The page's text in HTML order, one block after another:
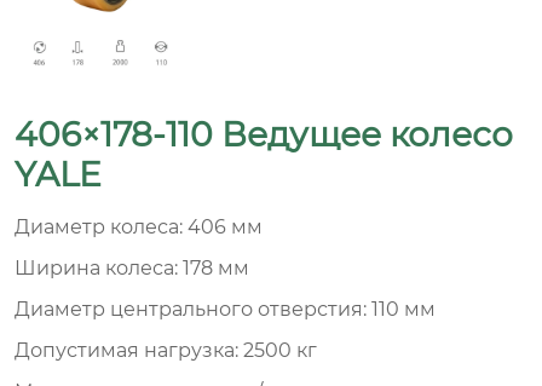
406×178-110 Ведущее колесо
YALE
Диаметр колеса: 406 мм
Ширина колеса: 178 мм
Диаметр центрального отверстия: 110 мм
Допустимая нагрузка: 2500 кг